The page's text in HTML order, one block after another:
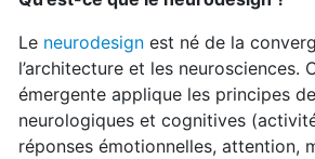
Le neurodesign est né de la
l’architecture et les neurosciences.
émergente applique les principes
neurologiques et cognitives
réponses émotionnelles, attention,